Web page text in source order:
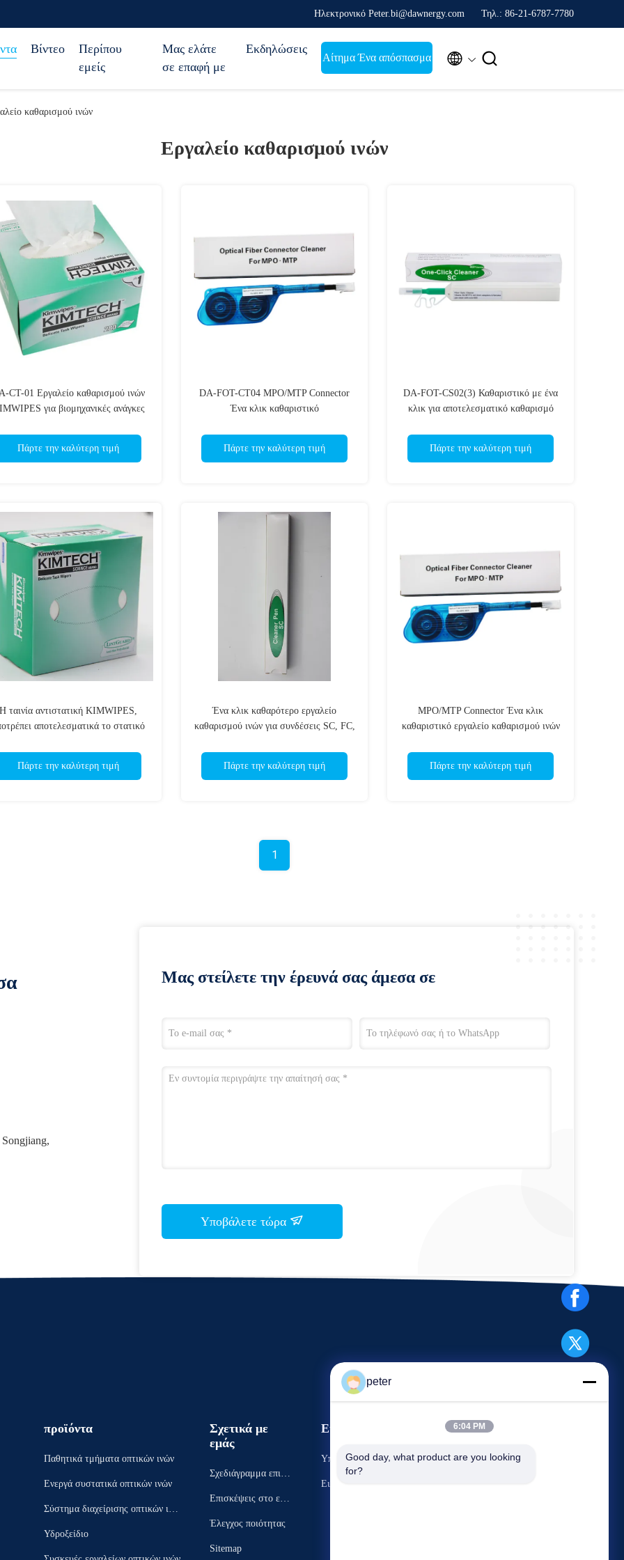
Ηλεκτρονικό Peter.bi@dawnergy.com Τηλ.: 86-21-6787-7780
Βίντεο
Περίπου
εμείς
Μας ελάτε
σε επαφή με
Εκδηλώσεις
Αίτημα Ένα απόσπασμα  
καθαρισμού ινών
Εργαλείο καθαρισμού ινών
CT-01 Εργαλείο καθαρισμού ινών
για βιομηχανικές ανάγκες
Πάρτε την καλύτερη τιμή
DA-FOT-CT04 MPO/MTP Connector
Ένα κλικ καθαριστικό
Πάρτε την καλύτερη τιμή
DA-FOT-CS02(3) Καθαριστικό με ένα
κλικ για αποτελεσματικό καθαρισμό
Πάρτε την καλύτερη τιμή
Η ταινία αντιστατική KIMWIPES,
αποτελεσματικά το στατικό
Πάρτε την καλύτερη τιμή
Ένα κλικ καθαρότερο εργαλείο
καθαρισμού ινών για συνδέσεις SC, FC,
Πάρτε την καλύτερη τιμή
MPO/MTP Connector Ένα κλικ
καθαριστικό εργαλείο καθαρισμού ινών
Πάρτε την καλύτερη τιμή
1
Songjiang,
Μας στείλετε την έρευνά σας άμεσα σε
Υποβάλετε τώρα
προϊόντα
Παθητικά τμήματα οπτικών ινών
Ενεργά συστατικά οπτικών ινών
Σύστημα διαχείρισης οπτικών ινώ
Υδροξείδιο
Σχετικά με
εμάς
Σχεδιάγραμμα επιχεί
Επισκέψεις στο εργ
Έλεγχος ποιότητας
Sitemap
Εκδηλώσεις
Υποθέσεις
Ειδήσεις
peter
6:04 PM
Good day, what product are you looking
for?